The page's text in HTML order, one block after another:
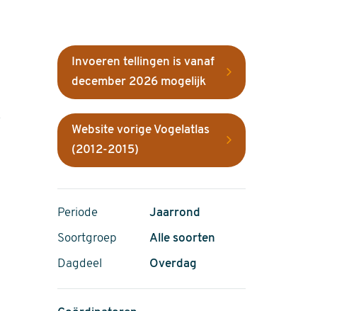
Invoeren tellingen is vanaf
december 2026 mogelijk
Website vorige Vogelatlas
(2012-2015)
Periode Jaarrond
Soortgroep Alle soorten
Dagdeel Overdag